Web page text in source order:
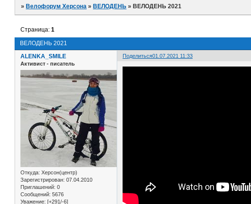
» Велофорум Херсона » ВЕЛОДЕНЬ » ВЕЛОДЕНЬ 2021
ВЕЛОДЕНЬ 2021
Страница:1
Поделиться01.07.2021 11:33
ALENKA_SMILE
Активист - писатель
Откуда: Херсон(центр)
Зарегистрирован: 07.04.2010
Приглашений: 0
Сообщений: 5676
Уважение: [+291/-6]